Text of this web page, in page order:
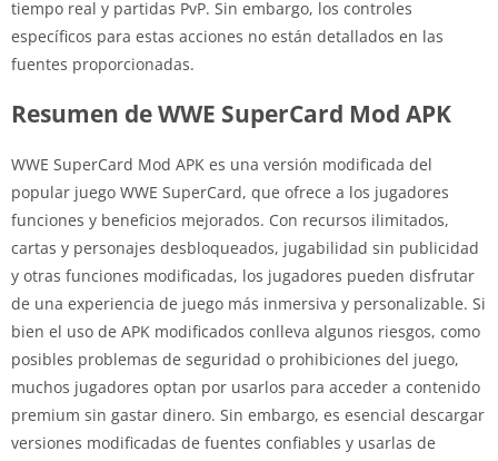
tiempo real y partidas PvP. Sin embargo, los controles
específicos para estas acciones no están detallados en las
fuentes proporcionadas.
Resumen de WWE SuperCard Mod APK
WWE SuperCard Mod APK es una versión modificada del
popular juego WWE SuperCard, que ofrece a los jugadores
funciones y beneficios mejorados. Con recursos ilimitados,
cartas y personajes desbloqueados, jugabilidad sin publicidad
y otras funciones modificadas, los jugadores pueden disfrutar
de una experiencia de juego más inmersiva y personalizable. Si
bien el uso de APK modificados conlleva algunos riesgos, como
posibles problemas de seguridad o prohibiciones del juego,
muchos jugadores optan por usarlos para acceder a contenido
premium sin gastar dinero. Sin embargo, es esencial descargar
versiones modificadas de fuentes confiables y usarlas de